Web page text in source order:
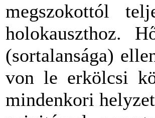
megszokottól
holokauszthoz.
(sortalansága)
von le erkölcsi
mindenkori